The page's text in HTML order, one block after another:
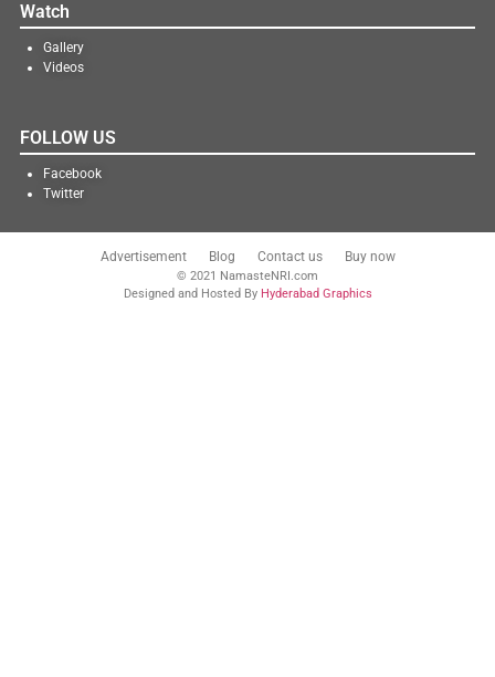
Watch
Gallery
Videos
FOLLOW US
Facebook
Twitter
Advertisement Blog Contact us Buy now
© 2021 NamasteNRI.com
Designed and Hosted By Hyderabad Graphics